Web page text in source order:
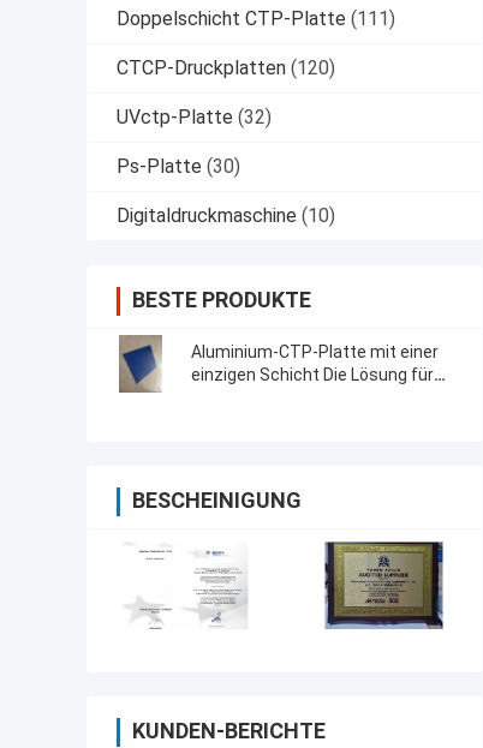
Doppelschicht CTP-Platte (111)
CTCP-Druckplatten (120)
UVctp-Platte (32)
Ps-Platte (30)
Digitaldruckmaschine (10)
BESTE PRODUKTE
Aluminium-CTP-Platte mit einer
einzigen Schicht Die Lösung für
BESCHEINIGUNG
KUNDEN-BERICHTE